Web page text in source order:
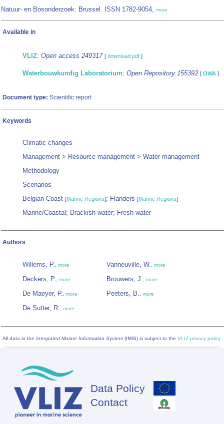
Natuur- en Bosonderzoek: Brussel. ISSN 1782-9054, more
Available in
VLIZ: Open access 249317 [ download pdf ]
Waterbouwkundig Laboratorium: Open Repository 155392 [ OWA ]
Document type: Scientific report
Keywords
Climatic changes
Management > Resource management > Water management
Methodology
Scenarios
Belgian Coast [Marine Regions]; Flanders [Marine Regions]
Marine/Coastal; Brackish water; Fresh water
Authors
Willems, P., more
Deckers, P., more
De Maeyer, P., more
De Sutter, R., more
Vanneuville, W., more
Brouwers, J., more
Peeters, B., more
All data in the Integrated Marine Information System (IMIS) is subject to the VLIZ privacy policy
Footer
Data Policy
Contact